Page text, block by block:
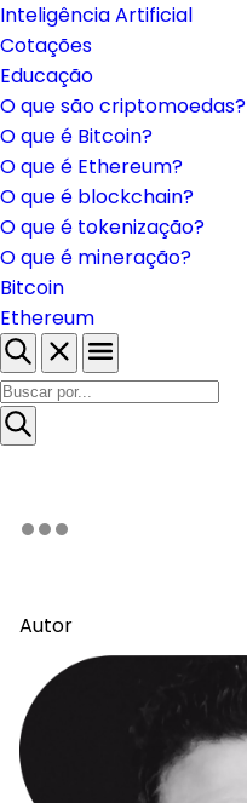
Inteligência Artificial
Cotações
Educação
O que são criptomoedas?
O que é Bitcoin?
O que é Ethereum?
O que é blockchain?
O que é tokenização?
O que é mineração?
Bitcoin
Ethereum
Autor